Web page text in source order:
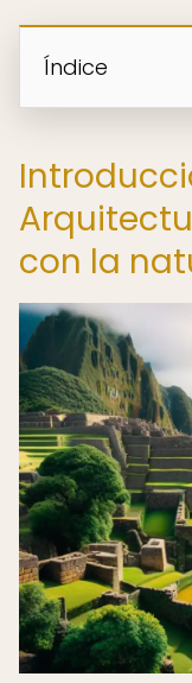
Índice
con la